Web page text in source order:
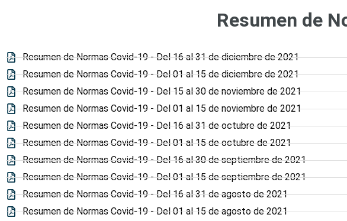
Resumen de
Resumen de Normas Covid-19 - Del 16 al 31 de diciembre de 2021
Resumen de Normas Covid-19 - Del 01 al 15 de diciembre de 2021
Resumen de Normas Covid-19 - Del 15 al 30 de noviembre de 2021
Resumen de Normas Covid-19 - Del 01 al 15 de noviembre de 2021
Resumen de Normas Covid-19 - Del 16 al 31 de octubre de 2021
Resumen de Normas Covid-19 - Del 01 al 15 de octubre de 2021
Resumen de Normas Covid-19 - Del 16 al 30 de septiembre de 2021
Resumen de Normas Covid-19 - Del 01 al 15 de septiembre de 2021
Resumen de Normas Covid-19 - Del 16 al 31 de agosto de 2021
Resumen de Normas Covid-19 - Del 01 al 15 de agosto de 2021